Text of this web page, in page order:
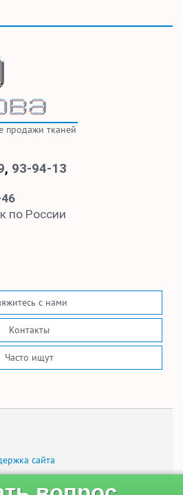
продажи тканей
, 93-94-13
по России
с нами
Контакты
Часто ищут
сайта